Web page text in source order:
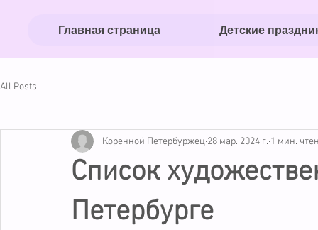
Главная страница Детские
All Posts
Список
Петербурге
Коренной Петербуржец 28 мар. 2024 г. 1 мин.